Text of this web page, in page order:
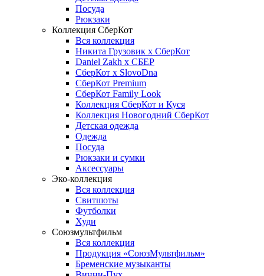
Посуда
Рюкзаки
Коллекция СберКот
Вся коллекция
Никита Грузовик х СберКот
Daniel Zakh x СБЕР
СберКот x SlovoDna
СберКот Premium
СберКот Family Look
Коллекция СберКот и Куся
Коллекция Новогодний СберКот
Детская одежда
Одежда
Посуда
Рюкзаки и сумки
Аксессуары
Эко-коллекция
Вся коллекция
Свитшоты
Футболки
Худи
Союзмультфильм
Вся коллекция
Продукция «СоюзМультфильм»
Бременские музыканты